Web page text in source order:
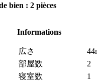
bien : 2 pièces
Informations
広さ
部屋数
2
寝室数
1